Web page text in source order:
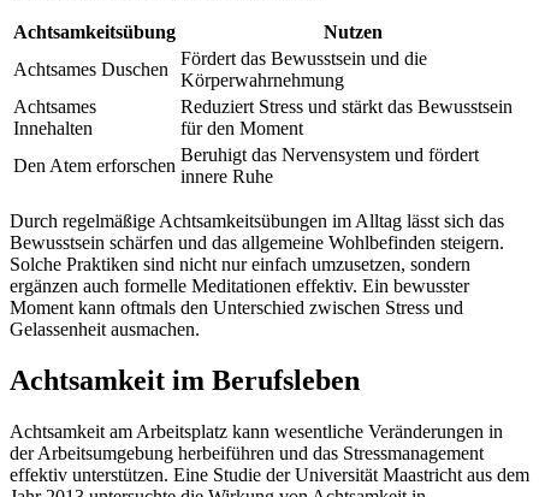
Achtsamkeitsübung
Nutzen
Achtsames Duschen
Fördert das Bewusstsein und die
Körperwahrnehmung
Achtsames
Innehalten
Reduziert Stress und stärkt das Bewusstsein
für den Moment
Den Atem erforschen
Beruhigt das Nervensystem und fördert
innere Ruhe
Durch regelmäßige Achtsamkeitsübungen im Alltag lässt sich das
Bewusstsein schärfen und das allgemeine Wohlbefinden steigern.
Solche Praktiken sind nicht nur einfach umzusetzen, sondern
ergänzen auch formelle Meditationen effektiv. Ein bewusster
Moment kann oftmals den Unterschied zwischen Stress und
Gelassenheit ausmachen.
Achtsamkeit im Berufsleben
Achtsamkeit am Arbeitsplatz kann wesentliche Veränderungen in
der Arbeitsumgebung herbeiführen und das Stressmanagement
effektiv unterstützen. Eine Studie der Universität Maastricht aus dem